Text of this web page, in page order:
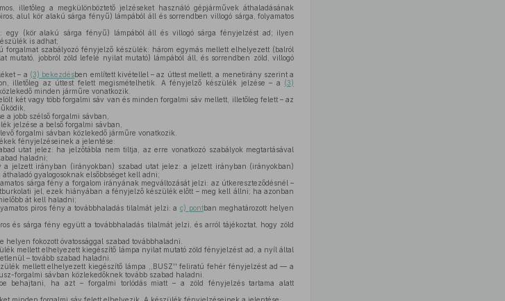
illetőleg a megkülönböztető jelzéseket használó gépjárművek áthaladásának
alul kör alakú sárga fényű) lámpából áll és sorrendben villogó sárga, folyamatos
egy (kör alakú sárga fényű) lámpából áll és villogó sárga fényjelzést ad; ilyen
is adhat;
szabályozó fényjelző készülék: három egymás mellett elhelyezett (balról
mutató, jobbról zöld lefelé nyilat mutató) lámpából áll, és sorrendben zöld, villogó
– a (3) bekezdésben említett kivétellel – az úttest mellett, a menetirány szerint a
illetőleg az úttest felett megismételhetik. A fényjelző készülék jelzése – a (3)
minden járműre vonatkozik.
két vagy több forgalmi sáv van és minden forgalmi sáv mellett, illetőleg felett – az
a jobb szélső forgalmi sávban,
jelzése a belső forgalmi sávban,
forgalmi sávban közlekedő járműre vonatkozik.
fényjelzéseinek a jelentése:
utat jelez: ha jelzőtábla nem tiltja, az erre vonatkozó szabályok megtartásával
haladni;
jelzett irányban (irányokban) szabad utat jelez: a jelzett irányban (irányokban)
gyalogosoknak elsőbbséget kell adni;
sárga fény a forgalom irányának megváltozását jelzi: az útkereszteződésnél –
jel, ezek hiányában a fényjelző készülék előtt – meg kell állni; ha azonban
át kell haladni;
piros fény a továbbhaladás tilalmát jelzi: a c) pontban meghatározott helyen
és sárga fény együtt a továbbhaladás tilalmát jelzi, és arról tájékoztat, hogy zöld
fokozott óvatossággal szabad továbbhaladni.
mellett elhelyezett kiegészítő lámpa nyilat mutató zöld fényjelzést ad, a nyíl által
– tovább szabad haladni.
mellett elhelyezett kiegészítő lámpa ,,BUSZ'' feliratú fehér fényjelzést ad — a
forgalmi sávban közlekedőknek tovább szabad haladni.
behajtani, ha azt – forgalmi torlódás miatt – a zöld fényjelzés tartama alatt